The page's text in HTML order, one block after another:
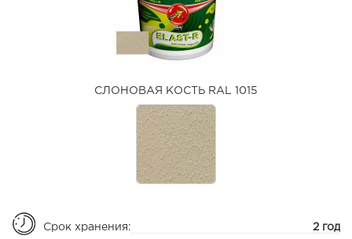
СЛОНОВАЯ КОСТЬ RAL 1015
Срок хранения: 2 год